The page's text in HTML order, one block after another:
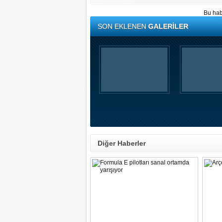
Bu
SON EKLENENGALERİLER
Diğer Haberler